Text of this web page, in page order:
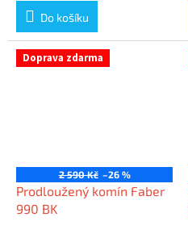
Do košíku
Doprava zdarma
2 590 Kč –26 %
Prodloužený komín Faber
990 BK